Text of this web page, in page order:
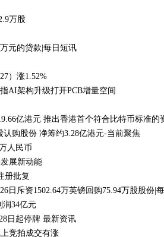
万股
元的贷款|每日短讯
）涨1.52%
AI架构升级打开PCB增量空间
亿港元 推出香港首个符合比特币标准的
认购股份 净筹约3.28亿港元-当前聚焦
人民币
展新动能
册批复
日斥资1502.64万英镑回购75.94万股股份|
润34亿元
日起停牌 最新资讯
竞拍成交有涨